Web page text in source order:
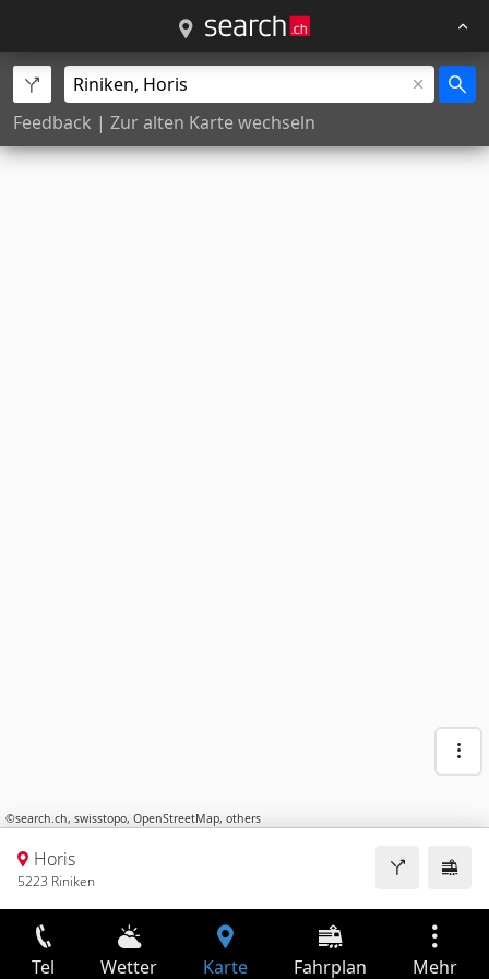
Feedback | Zur alten Karte wechseln
©search.ch, swisstopo, OpenStreetMap, others
Horis
5223 Riniken
Tel Wetter Karte Fahrplan Mehr